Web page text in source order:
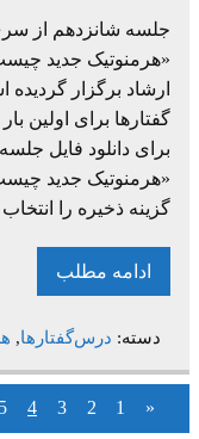
جلسه شانزدهم از
ارشاد برگزار
گفتارها برای اولین
برای دانلود فایل
«هرمنوتیک جدید
گزینه ذخیره را
ادامه مطلب
دسته: درس‌گفتارها,
«
1
2
3
4
5